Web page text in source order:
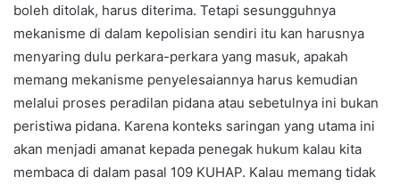
boleh ditolak, harus diterima. Tetapi sesungguhnya
mekanisme di dalam kepolisian sendiri itu kan harusnya
menyaring dulu perkara-perkara yang masuk, apakah
memang mekanisme penyelesaiannya harus kemudian
melalui proses peradilan pidana atau sebetulnya ini bukan
peristiwa pidana. Karena konteks saringan yang utama ini
akan menjadi amanat kepada penegak hukum kalau kita
membaca di dalam pasal 109 KUHAP. Kalau memang tidak